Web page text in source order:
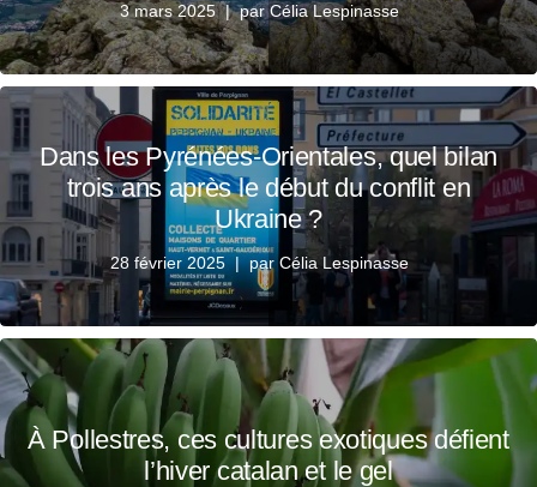
3 mars 2025 parCélia Lespinasse
Dans les Pyrénées-Orientales, quel bilan
trois ans après le début du conflit en
Ukraine ?
28 février 2025 par Célia Lespinasse
À Pollestres, ces cultures exotiques défient
l’hiver catalan et le gel